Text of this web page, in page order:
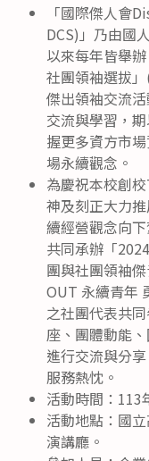
「國際傑人會
DCS)」乃由國
以來每年皆舉
社團領袖選拔
傑出領袖交流
交流與學習，
握更多資方市
場永續觀念。
為慶祝本校創
神及刻正大力
續經營觀念向
共同承辦「
團與社團領袖
OUT 永續青年
之社團代表共
座、團體動能
進行交流與分
服務熱忱。
活動時間：113
活動地點：國
演講廳。